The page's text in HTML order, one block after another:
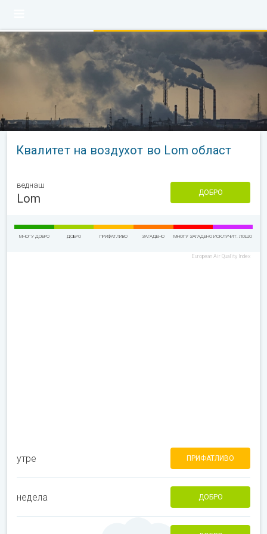
Квалитет на воздухот во Lom област
веднаш
Lom ДОБРО
МНОГУ ДОБРО ДОБРО ПРИФАТЛИВО ЗАГАДЕНО МНОГУ ЗАГАДЕНО ИСКЛУЧИТ. ЛОШО
European Air Quality Index
утре ПРИФАТЛИВО
недела ДОБРО